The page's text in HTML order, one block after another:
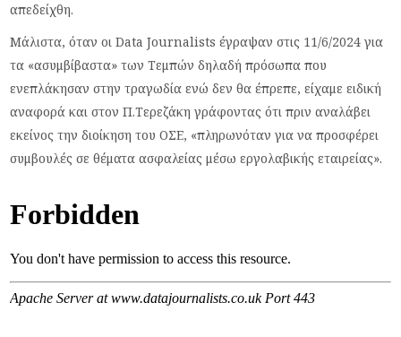
απεδείχθη.
Μάλιστα, όταν οιData Journalists έγραψαν στις 11/6/2024 για
τα «ασυμβίβαστα» των Τεμπών δηλαδή πρόσωπα που
ενεπλάκησαν στην τραγωδία ενώ δεν θα έπρεπε, είχαμε ειδική
αναφορά και στον Π.Τερεζάκη γράφοντας ότι πριν αναλάβει
εκείνος την διοίκηση του ΟΣΕ, «πληρωνόταν για να προσφέρει
συμβουλές σε θέματα ασφαλείας μέσω εργολαβικής εταιρείας».